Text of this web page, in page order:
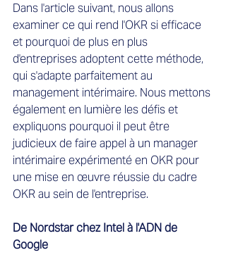
Dans l'article suivant, nous allons
examiner ce qui rend l'OKR si efficace
et pourquoi de plus en plus
d'entreprises adoptent cette méthode,
qui s'adapte parfaitement au
management intérimaire. Nous mettons
également en lumière les défis et
expliquons pourquoi il peut être
judicieux de faire appel à un manager
intérimaire expérimenté en OKR pour
une mise en œuvre réussie du cadre
OKR au sein de l'entreprise.
De Nordstar chez Intel à l'ADN de
Google